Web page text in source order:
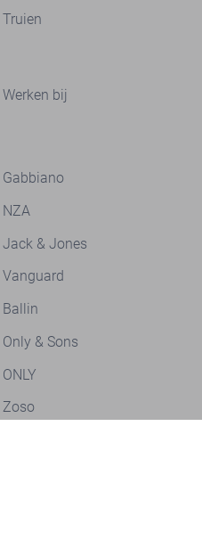
Truien
Werken bij
Gabbiano
NZA
Jack & Jones
Vanguard
Ballin
Only & Sons
ONLY
Zoso